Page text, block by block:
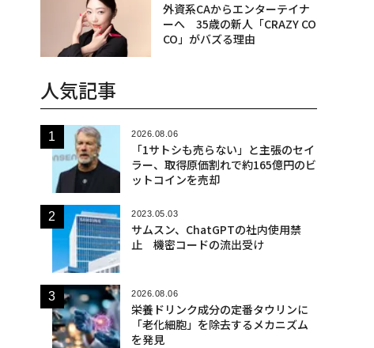
外資系CAからエンターテイナ
ーへ 35歳の新人「CRAZY CO
CO」がバズる理由
人気記事
2026.08.06
「1サトシも売らない」と主張のセイ
ラー、取得原価割れで約165億円のビ
ットコインを売却
2023.05.03
サムスン、ChatGPTの社内使用禁
止 機密コードの流出受け
2026.08.06
栄養ドリンク成分の定番タウリンに
「老化細胞」を除去するメカニズム
を発見